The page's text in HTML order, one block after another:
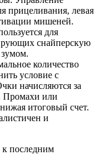
прицеливания, левая
мишеней.
для
снайперскую
количество
условие с
начисляются за
Промахи или
итоговый счет.
и
последним